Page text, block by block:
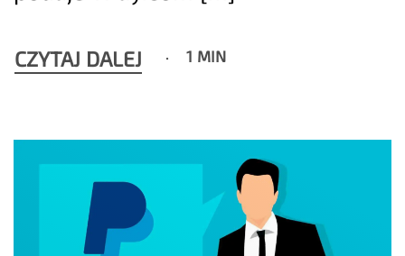
CZYTAJ DALEJ 1 MIN